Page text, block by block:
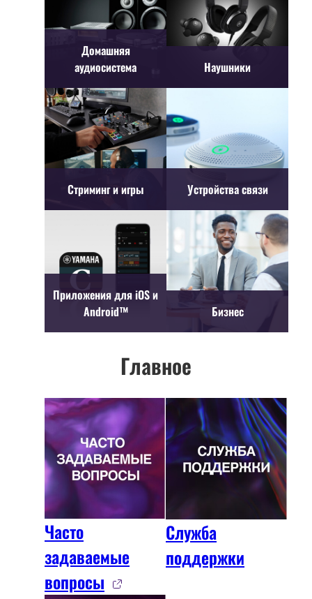
Домашняя
аудиосистема
Наушники
Стриминг и игры Устройства связи
Приложения для iOS и
Android™
Бизнес
Главное
Часто
задаваемые
вопросы
Служба
поддержки